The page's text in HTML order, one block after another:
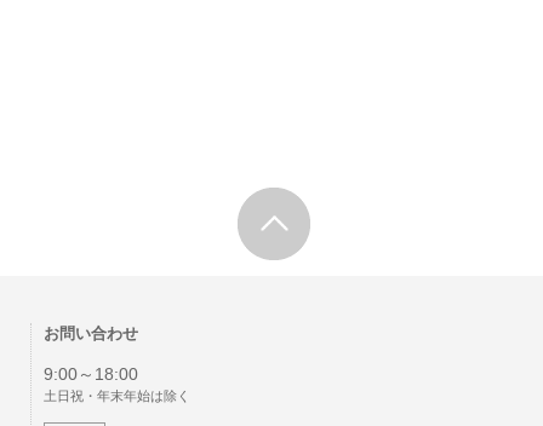
お問い合わせ
9:00～18:00
土日祝・年末年始は除く